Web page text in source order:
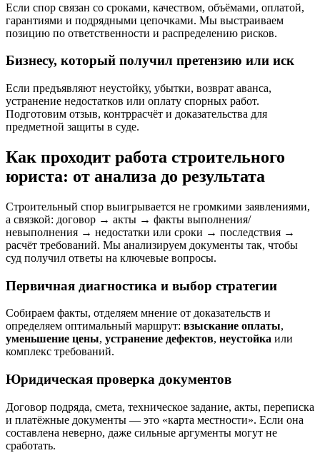
Если спор связан со сроками, качеством, объёмами, оплатой,
гарантиями и подрядными цепочками. Мы выстраиваем
позицию по ответственности и распределению рисков.
Бизнесу, который получил претензию или иск
Если предъявляют неустойку, убытки, возврат аванса,
устранение недостатков или оплату спорных работ.
Подготовим отзыв, контррасчёт и доказательства для
предметной защиты в суде.
Как проходит работа строительного
юриста: от анализа до результата
Строительный спор выигрывается не громкими заявлениями,
а связкой: договор → акты → факты выполнения/
невыполнения → недостатки или сроки → последствия →
расчёт требований. Мы анализируем документы так, чтобы
суд получил ответы на ключевые вопросы.
Первичная диагностика и выбор стратегии
Собираем факты, отделяем мнение от доказательств и
определяем оптимальный маршрут: взыскание оплаты,
уменьшение цены, устранение дефектов, неустойка или
комплекс требований.
Юридическая проверка документов
Договор подряда, смета, техническое задание, акты, переписка
и платёжные документы — это «карта местности». Если она
составлена неверно, даже сильные аргументы могут не
сработать.